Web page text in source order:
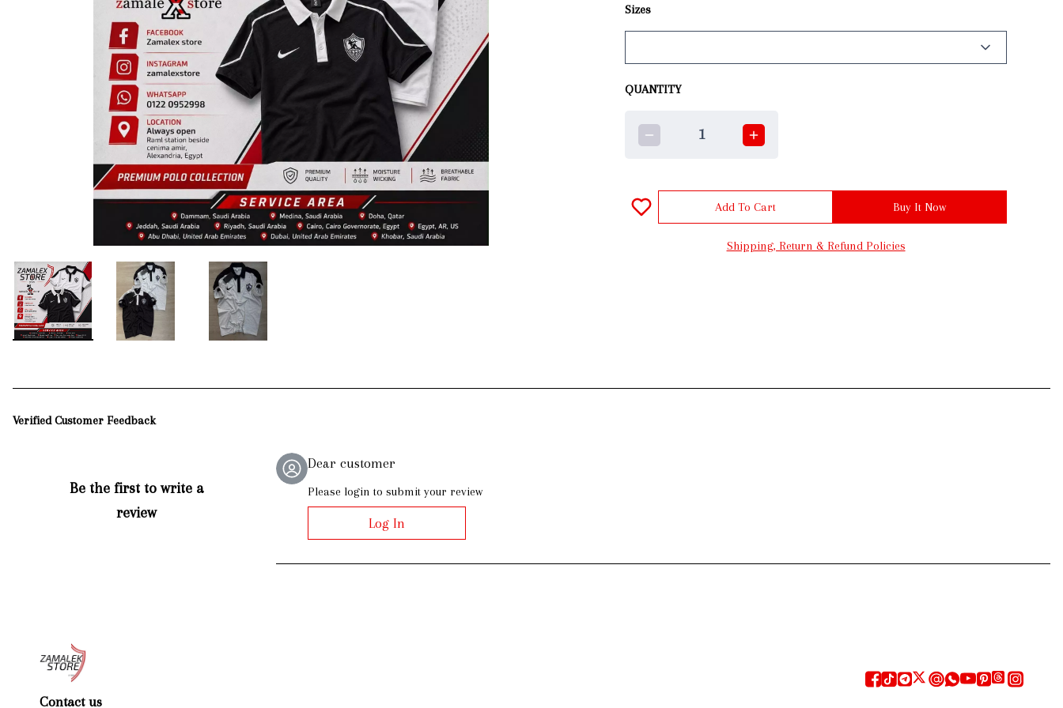
Sizes
QUANTITY
1
Add To Cart Buy It Now
Shipping, Return & Refund Policies
Verified Customer Feedback
Be the first to write a
review
Dear customer
Please login to submit your review
Log In
Contact us